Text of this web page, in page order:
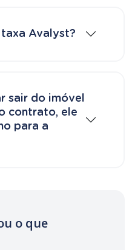
o que
Avalyst?
sair do imóvel
contrato, ele
para a